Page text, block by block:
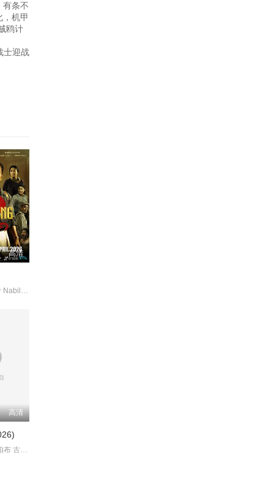
有条不
，机甲
鸥计
士迎战
高清
高清
萨曼莎·鲁斯·帕布 古山·德瓦亚